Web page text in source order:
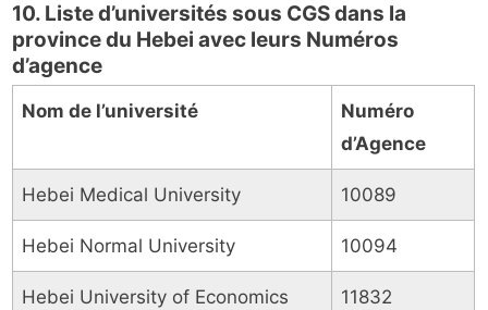
10. Liste d’universités sous CGS dans la
province du Hebei avec leurs Numéros
d’agence
Nom de l’université
Numéro
d’Agence
Hebei Medical University 10089
Hebei Normal University 10094
Hebei University of Economics
11832